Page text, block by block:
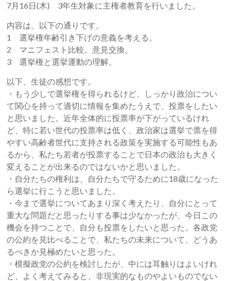
7月16日(木) 3年生対象に主権者教育を行いました。
内容は、以下の通りです。
1 選挙権年齢引き下げの意義を考える。
2 マニフェスト比較。意見交換。
3 選挙権と選挙運動の理解。
以下、生徒の感想です。
・もう少しで選挙権を得られるけど、しっかり政治につい
て関心を持って適切に情報を集めたうえで、投票をしたい
と思いました。近年全体的に投票率が下がっているけれ
ど、特に若い世代の投票率は低く、政治家は選挙で票を得
やすい高齢者世代に支持される政策を実施する可能性もあ
るから、私たち若者が投票することで日本の政治も大きく
変えることが出来るのではないかと思いました。
・自分たちの権利は、自分たちで守るために18歳になった
ら選挙に行こうと思いました。
・今まで選挙についてあまり深く考えたり、自分にとって
重大な問題だと思ったりする事は少なかったが、今日この
機会を持つことで、自分も投票をしたいと思った。各政党
の公約を見比べることで、私たちの未来について、どうあ
るべきか見極めたいと思った。
・模擬政党の公約を検討したが、中には耳触りはよいけれ
ど、よく考えてみると、非現実的なものやよいものでない